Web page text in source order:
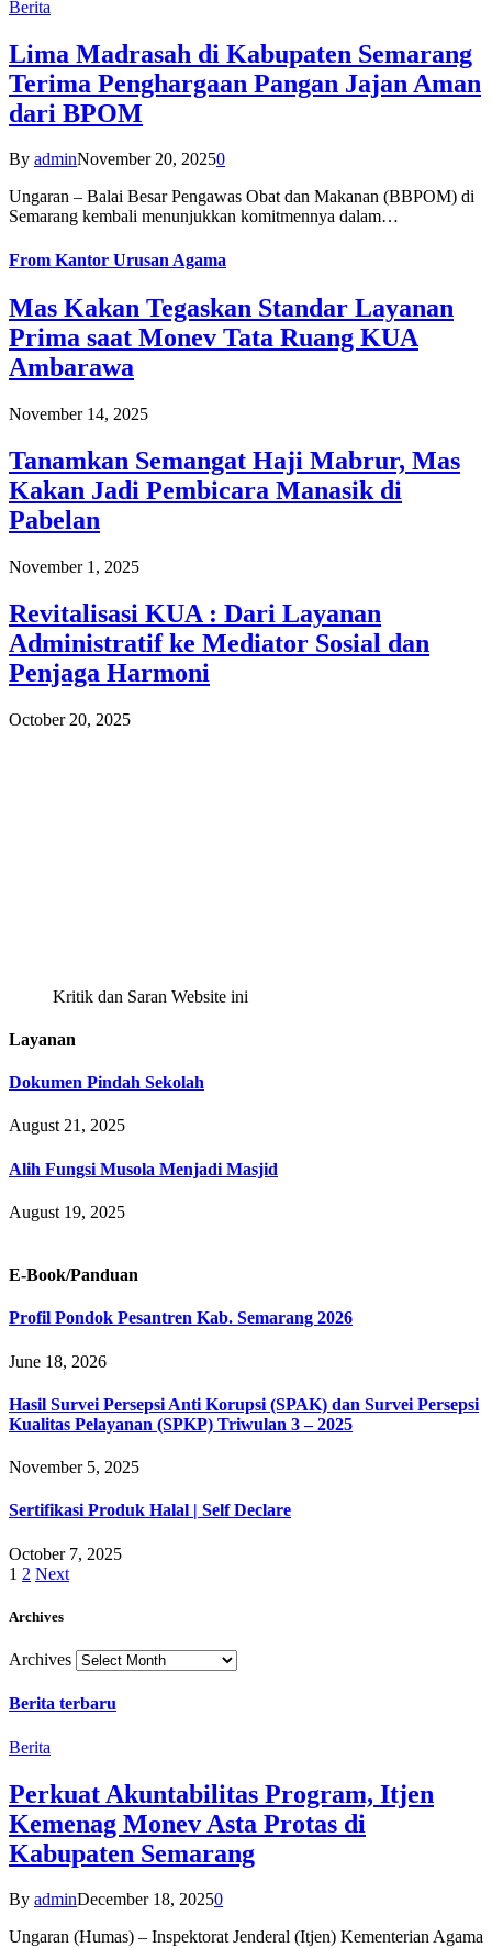
Berita
Lima Madrasah di Kabupaten Semarang
Terima Penghargaan Pangan Jajan Aman
dari BPOM
By adminNovember 20, 20250
Ungaran – Balai Besar Pengawas Obat dan Makanan (BBPOM) di
Semarang kembali menunjukkan komitmennya dalam…
From Kantor Urusan Agama
Mas Kakan Tegaskan Standar Layanan
Prima saat Monev Tata Ruang KUA
Ambarawa
November 14, 2025
Tanamkan Semangat Haji Mabrur, Mas
Kakan Jadi Pembicara Manasik di
Pabelan
November 1, 2025
Revitalisasi KUA : Dari Layanan
Administratif ke Mediator Sosial dan
Penjaga Harmoni
October 20, 2025
Kritik dan Saran Website ini
Layanan
Dokumen Pindah Sekolah
August 21, 2025
Alih Fungsi Musola Menjadi Masjid
August 19, 2025
E-Book/Panduan
Profil Pondok Pesantren Kab. Semarang 2026
June 18, 2026
Hasil Survei Persepsi Anti Korupsi (SPAK) dan Survei Persepsi
Kualitas Pelayanan (SPKP) Triwulan 3 – 2025
November 5, 2025
Sertifikasi Produk Halal | Self Declare
October 7, 2025
1 2 Next
Archives
Archives
Berita terbaru
Berita
Perkuat Akuntabilitas Program, Itjen
Kemenag Monev Asta Protas di
Kabupaten Semarang
By adminDecember 18, 20250
Ungaran (Humas) – Inspektorat Jenderal (Itjen) Kementerian Agama